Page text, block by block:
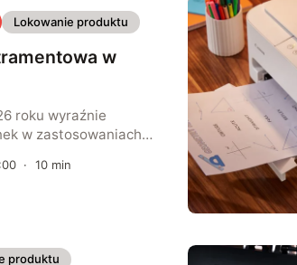
nie trzeba płacić
w […]
Lokowanie produktu
w
roku wyraźnie
w zastosowaniach
do łask i przestaje
drogie w
odpowiednim wyborze
· 10min
produktu